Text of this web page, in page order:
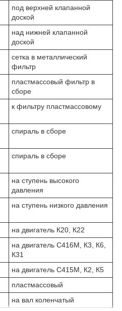
под верхней клапанной
доской
над нижней клапанной
доской
сетка в металлический
фильтр
пластмассовый фильтр в
сборе
к фильтру пластмассовому
спираль в сборе
спираль в сборе
на ступень высокого
давления
на ступень низкого давления
на двигатель К20, К22
на двигатель С416М, К3, К6,
К31
на двигатель С415М, К2, К5
пластмассовый
на вал коленчатый